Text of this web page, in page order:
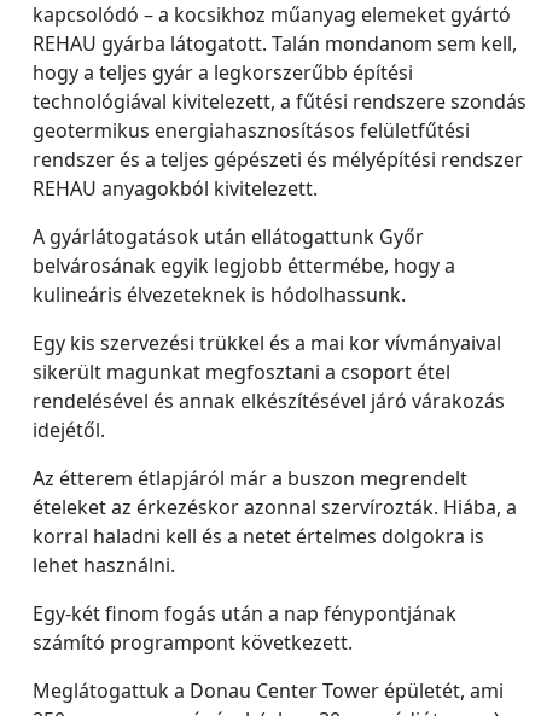
kapcsolódó – a kocsikhoz műanyag elemeket gyártó
REHAU gyárba látogatott. Talán mondanom sem kell,
hogy a teljes gyár a legkorszerűbb építési
technológiával kivitelezett, a fűtési rendszere szondás
geotermikus energiahasznosításos felületfűtési
rendszer és a teljes gépészeti és mélyépítési rendszer
REHAU anyagokból kivitelezett.
A gyárlátogatások után ellátogattunk Győr
belvárosának egyik legjobb éttermébe, hogy a
kulineáris élvezeteknek is hódolhassunk.
Egy kis szervezési trükkel és a mai kor vívmányaival
sikerült magunkat megfosztani a csoport étel
rendelésével és annak elkészítésével járó várakozás
idejétől.
Az étterem étlapjáról már a buszon megrendelt
ételeket az érkezéskor azonnal szervírozták. Hiába, a
korral haladni kell és a netet értelmes dolgokra is
lehet használni.
Egy-két finom fogás után a nap fénypontjának
számító programpont következett.
Meglátogattuk a Donau Center Tower épületét, ami